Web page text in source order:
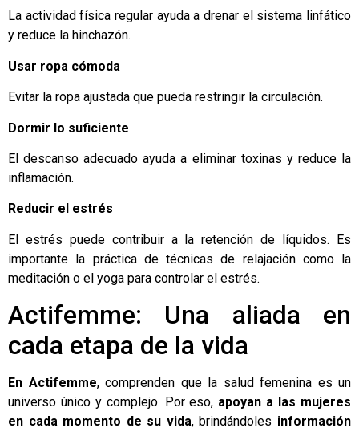
La actividad física regular ayuda a drenar el sistema linfático
y reduce la hinchazón.
Usar ropa cómoda
Evitar la ropa ajustada que pueda restringir la circulación.
Dormir lo suficiente
El descanso adecuado ayuda a eliminar toxinas y reduce la
inflamación.
Reducir el estrés
El estrés puede contribuir a la retención de líquidos. Es
importante la práctica de técnicas de relajación como la
meditación o el yoga para controlar el estrés.
Actifemme: Una aliada en
cada etapa de la vida
En Actifemme, comprenden que la salud femenina es un
universo único y complejo. Por eso, apoyan a las mujeres
en cada momento de su vida, brindándoles información